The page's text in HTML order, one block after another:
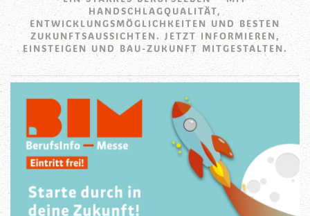
HANDSCHLAGQUALITÄT,
ENTWICKLUNGSMÖGLICHKEITEN UND BESTEN
ZUKUNFTSAUSSICHTEN. JETZT INFORMIEREN,
EINSTEIGEN UND BAU-ZUKUNFT MITGESTALTEN.